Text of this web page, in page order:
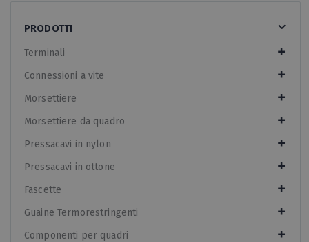
PRODOTTI
Terminali
Connessioni a vite
Morsettiere
Morsettiere da quadro
Pressacavi in nylon
Pressacavi in ottone
Fascette
Guaine Termorestringenti
Componenti per quadri